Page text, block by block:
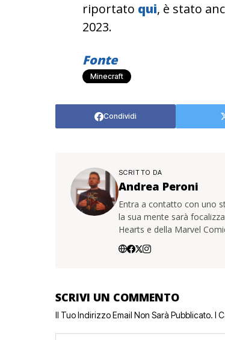
riportato qui, è stato
2023.
Fonte
Minecraft
Condividi
SCRITTO DA
Andrea Peroni
Entra a contatto con uno
la sua mente sarà
Hearts e della Marvel
SCRIVI UN COMMENTO
Il Tuo Indirizzo Email Non Sarà Pubblicato. I